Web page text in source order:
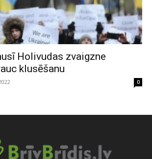
Holivudas zvaigzne
klusēšanu
0